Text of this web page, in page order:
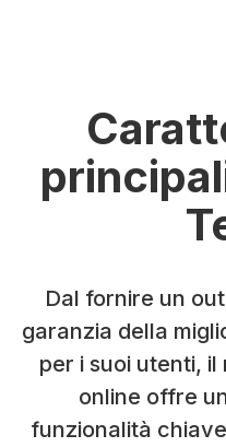
Dal fornire un
garanzia della
per i suoi utenti,
online offre
funzionalità